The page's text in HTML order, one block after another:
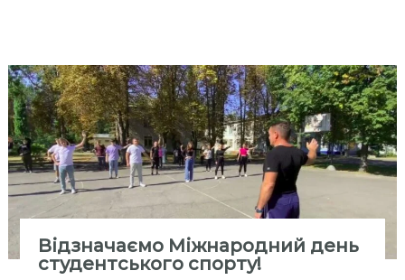
Відзначаємо Міжнародний день
студентського спорту!